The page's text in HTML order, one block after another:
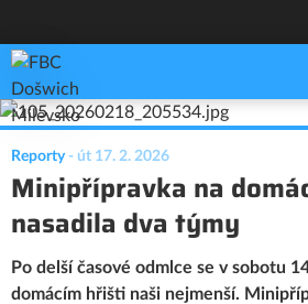
FBC Došwich Milevsko
Reporty - út 17. 2. 2026
Minipřípravka na
nasadila dva týmy
Po delší časové odmlce se v sobotu
domácím hřišti naši nejmenší.